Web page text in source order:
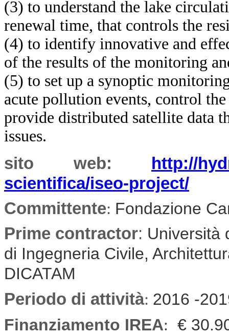
(3) to understand the lake
renewal time, that controls the
(4) to identify innovative and
of the results of the monitoring
(5) to set up a synoptic
acute pollution events, control
provide distributed satellite data
issues.
sito web:
http://
scientifica/iseo-project/
Committente: Fondazione
Prime contractor: Università
di Ingegneria Civile,
DICATAM
Periodo di attività: 2016 -
Finanziamento IREA: €